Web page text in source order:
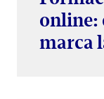
online:
marca